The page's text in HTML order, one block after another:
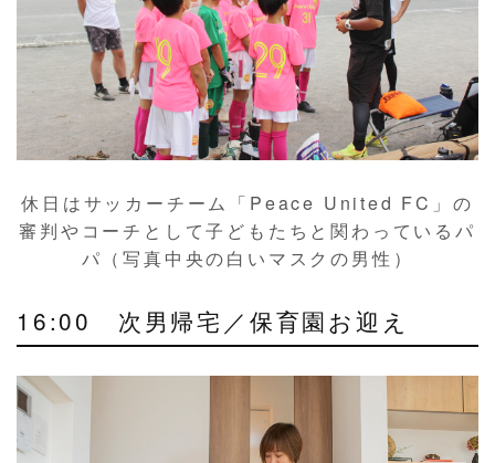
休日はサッカーチーム「Peace United FC」の
審判やコーチとして子どもたちと関わっているパ
パ（写真中央の白いマスクの男性）
16:00 次男帰宅／保育園お迎え